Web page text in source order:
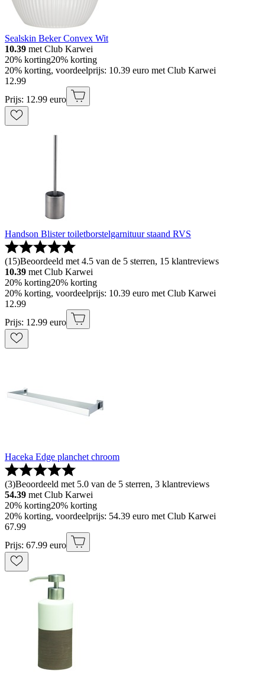
Sealskin Beker Convex Wit
10.39 met Club Karwei
20% korting20% korting
20% korting, voordeelprijs: 10.39 euro met Club Karwei
12.99
Prijs: 12.99 euro
Handson Blister toiletborstelgarnituur staand RVS
(15)Beoordeeld met 4.5 van de 5 sterren, 15 klantreviews
10.39 met Club Karwei
20% korting20% korting
20% korting, voordeelprijs: 10.39 euro met Club Karwei
12.99
Prijs: 12.99 euro
Haceka Edge planchet chroom
(3)Beoordeeld met 5.0 van de 5 sterren, 3 klantreviews
54.39 met Club Karwei
20% korting20% korting
20% korting, voordeelprijs: 54.39 euro met Club Karwei
67.99
Prijs: 67.99 euro